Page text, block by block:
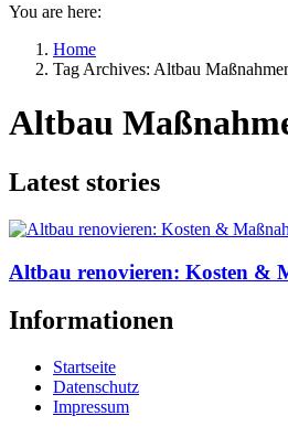
You are here:
Home
Tag Archives: Altbau
Altbau
Latest stories
Altbau renovieren: Kosten &
Informationen
Startseite
Datenschutz
Impressum